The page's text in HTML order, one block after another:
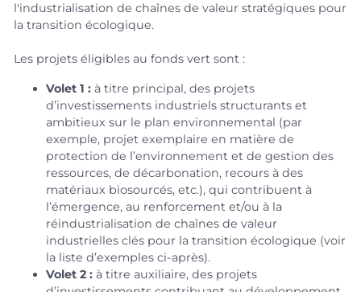
l'industrialisation de chaînes de valeur stratégiques pour
la transition écologique.
Les projets éligibles au fonds vert sont :
Volet 1 : à titre principal, des projets
d’investissements industriels structurants et
ambitieux sur le plan environnemental (par
exemple, projet exemplaire en matière de
protection de l’environnement et de gestion des
ressources, de décarbonation, recours à des
matériaux biosourcés, etc.), qui contribuent à
l’émergence, au renforcement et/ou à la
réindustrialisation de chaînes de valeur
industrielles clés pour la transition écologique (voir
la liste d’exemples ci-après).
Volet 2 : à titre auxiliaire, des projets